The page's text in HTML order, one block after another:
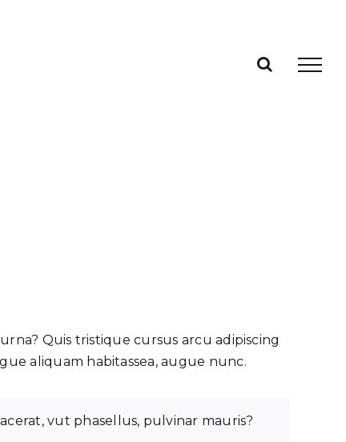
Quis tristique cursus arcu adipiscing
aliquam habitassea, augue nunc.
vut phasellus, pulvinar mauris?